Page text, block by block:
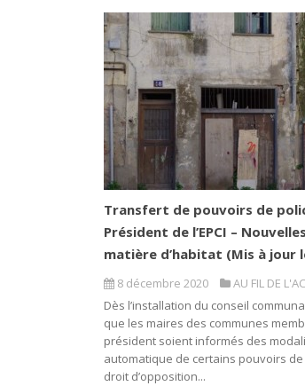
Transfert de pouvoirs de
Président de l’EPCI –
matière d’habitat (Mis à jour
8 décembre 2020 AU FIL DE
Dès l’installation du conseil
que les maires des communes
président soient informés des
automatique de certains pouvoirs
droit d’opposition...